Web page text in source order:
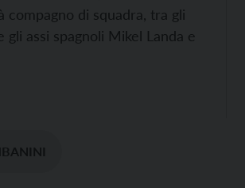
compagno di squadra, tra gli
gli assi spagnoli Mikel Landa e